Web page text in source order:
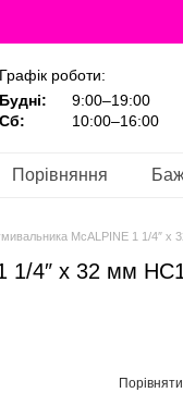
Графік роботи:
Будні:
9:00–19:00
Сб:
10:00–16:00
Порівняння
McALPINE 1 1/4″ x
1/4″ x 32 мм
Порівняти